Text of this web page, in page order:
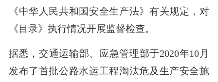
《中华人民共和国安全生产法》有关规定，对
《目录》执行情况开展监督检查。
据悉，交通运输部、应急管理部于2020年10月
发布了首批公路水运工程淘汰危及生产安全施